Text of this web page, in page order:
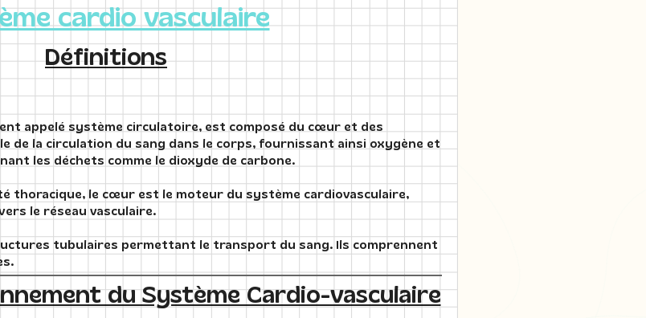
cardio vasculaire
Définitions
appelé système circulatoire, est composé du cœur et des
de la circulation du sang dans le corps, fournissant ainsi oxygène et
les déchets comme le dioxyde de carbone.
thoracique, le cœur est le moteur du système cardiovasculaire,
le réseau vasculaire.
tubulaires permettant le transport du sang. Ils comprennent
du Système Cardio-vasculaire